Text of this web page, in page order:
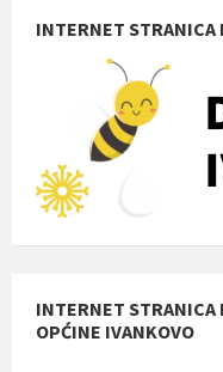
INTERNET STRANICA
INTERNET STRANICA
OPĆINE IVANKOVO